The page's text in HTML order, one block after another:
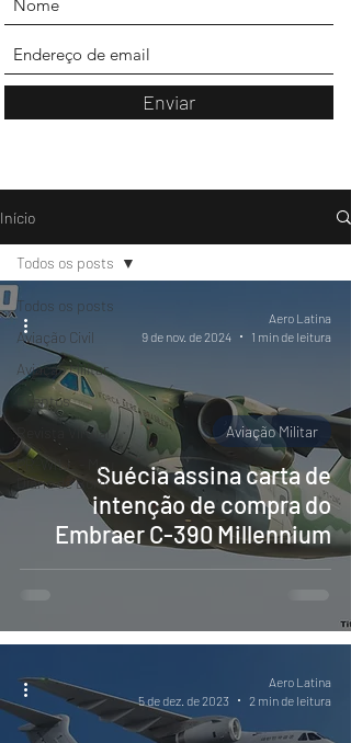
Enviar
Início
Todos os posts
Aviação Civil
Aviação Militar
Eventos
Revista Virtual
PR-WILL - Meu
Diário de Bordo
Todos os posts
Suécia assina carta de
intenção de compra do
Embraer C-390 Millennium
Aviação Militar
Aero Latina
9 de nov. de 2024
1 min de leitura
Aero Latina
5 de dez. de 2023
2 min de leitura